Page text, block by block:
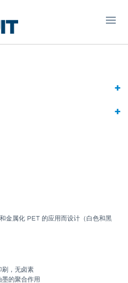
+
+
金属化 PET 的应用而设计（白色和黑
刷，无卤素
的聚合作用